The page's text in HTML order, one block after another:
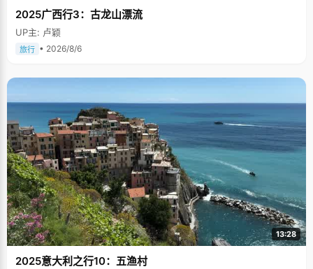
2025广西行3：古龙山漂流
UP主: 卢颖
旅行 • 2026/8/6
13:28
2025意大利之行10：五渔村